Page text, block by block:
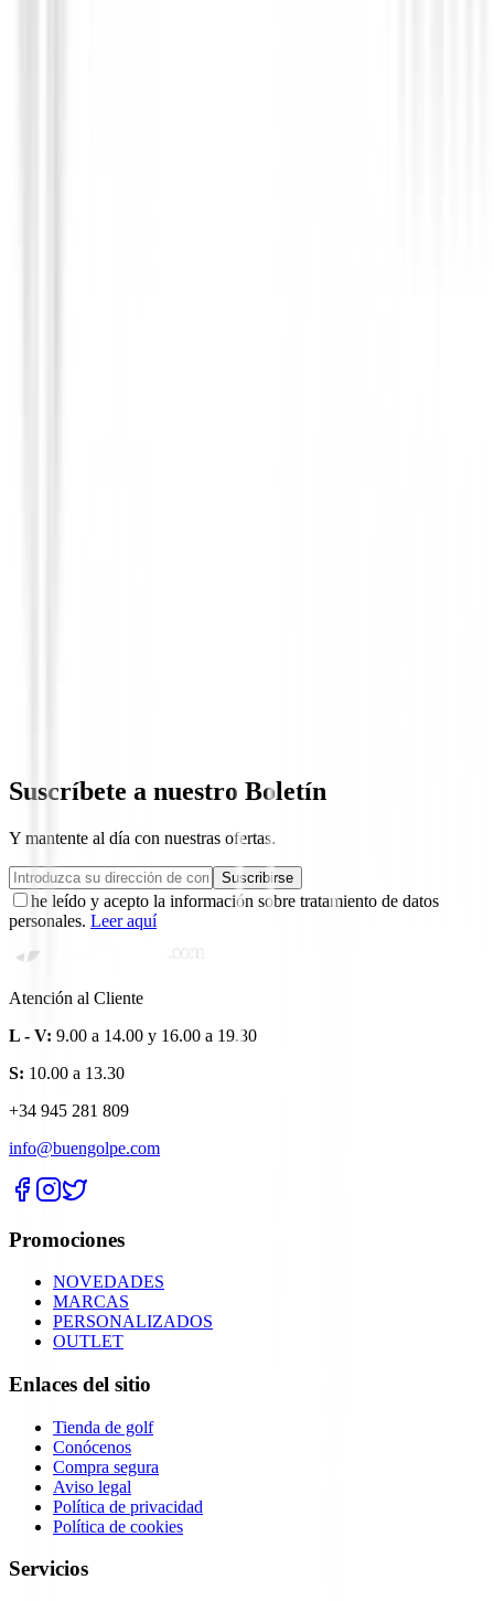
Suscríbete a nuestro Boletín
Y mantente al día con nuestras ofertas.
Suscribirse
he leído y acepto la información sobre tratamiento de datos
personales. Leer aquí
Atención al Cliente
L - V: 9.00 a 14.00 y 16.00 a 19.30
S: 10.00 a 13.30
+34 945 281 809
info@buengolpe.com
Promociones
NOVEDADES
MARCAS
PERSONALIZADOS
OUTLET
Enlaces del sitio
Tienda de golf
Conócenos
Compra segura
Aviso legal
Política de privacidad
Política de cookies
Servicios